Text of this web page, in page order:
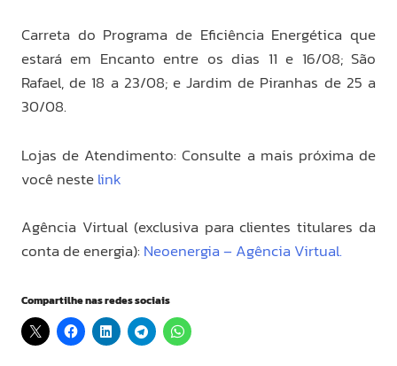
Carreta do Programa de Eficiência Energética que
estará em Encanto entre os dias 11 e 16/08; São
Rafael, de 18 a 23/08; e Jardim de Piranhas de 25 a
30/08.
Lojas de Atendimento: Consulte a mais próxima de
você nestelink
Agência Virtual (exclusiva para clientes titulares da
conta de energia): Neoenergia – Agência Virtual.
Compartilhe nas redes sociais